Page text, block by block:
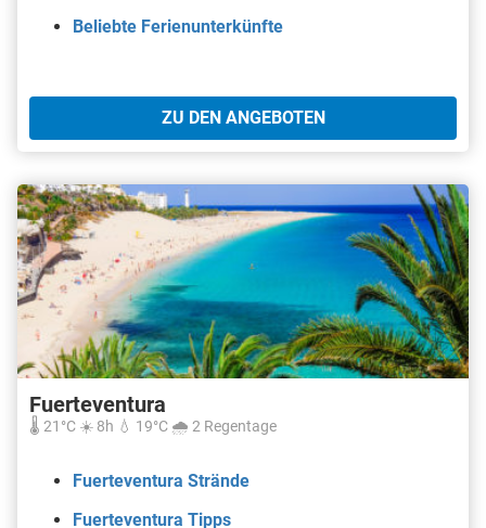
Beliebte Ferienunterkünfte
ZU DEN ANGEBOTEN
Fuerteventura
🌡️ 21°C ☀️ 8h 💧 19°C 🌧️ 2 Regentage
Fuerteventura Strände
Fuerteventura Tipps